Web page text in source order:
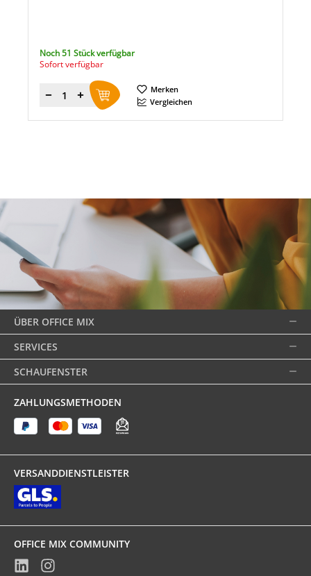
Noch 51 Stück verfügbar
Sofort verfügbar
Menge
Merken
Vergleichen
ÜBER OFFICE MIX
SERVICES
SCHAUFENSTER
ZAHLUNGSMETHODEN
VERSANDDIENSTLEISTER
OFFICE MIX COMMUNITY